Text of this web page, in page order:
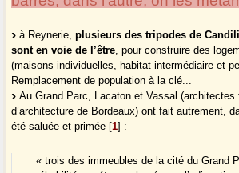
à Reynerie,plusieurs des tripodes de
sont en voie de l’être, pour construire des
(maisons individuelles, habitat intermédiaire et
Remplacement de population à la clé...
Au Grand Parc, Lacaton et Vassal (architectes
d’architecture de Bordeaux) ont fait autrement,
été saluée et primée [1] :
« trois des immeubles de la cité du Grand